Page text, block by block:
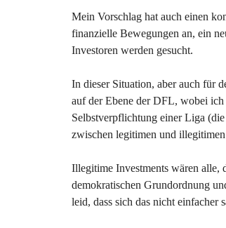
Mein Vorschlag hat auch einen
finanzielle Bewegungen an, ein
Investoren werden gesucht.
In dieser Situation, aber auch für
auf der Ebene der DFL, wobei
Selbstverpflichtung einer Liga
zwischen legitimen und
Illegitime Investments wären alle,
demokratischen Grundordnung
leid, dass sich das nicht einfacher